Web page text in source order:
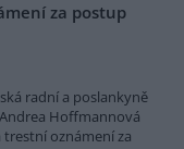
za postup
radní a poslankyně
Hoffmannová
trestní oznámení za